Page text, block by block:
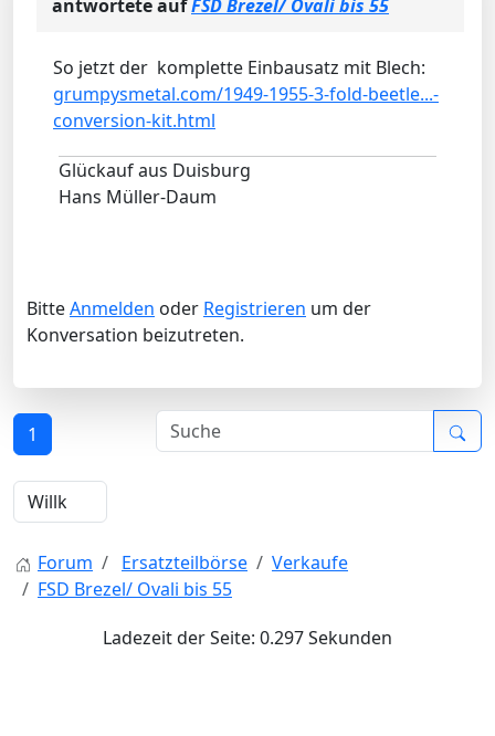
antwortete aufFSD Brezel/ Ovali bis 55
So jetzt der komplette Einbausatz mit Blech:
grumpysmetal.com/1949-1955-3-fold-beetle...-
conversion-kit.html
Glückauf aus Duisburg
Hans Müller-Daum
BitteAnmelden oder Registrieren um der
Konversation beizutreten.
1
Forum Ersatzteilbörse
Verkaufe
FSD Brezel/ Ovali bis 55
Ladezeit der Seite: 0.297 Sekunden